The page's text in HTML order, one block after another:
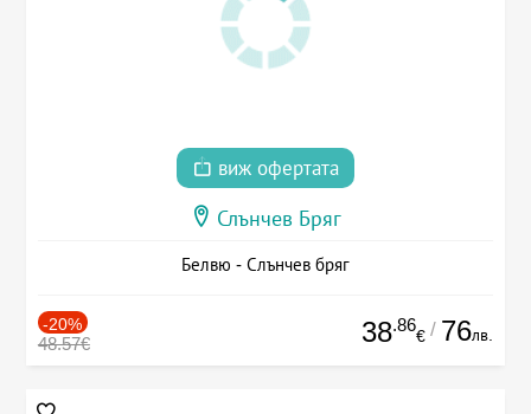
виж офертата
Слънчев Бряг
Белвю - Слънчев бряг
-20%
48.57€ 38.86
€ / 76лв.